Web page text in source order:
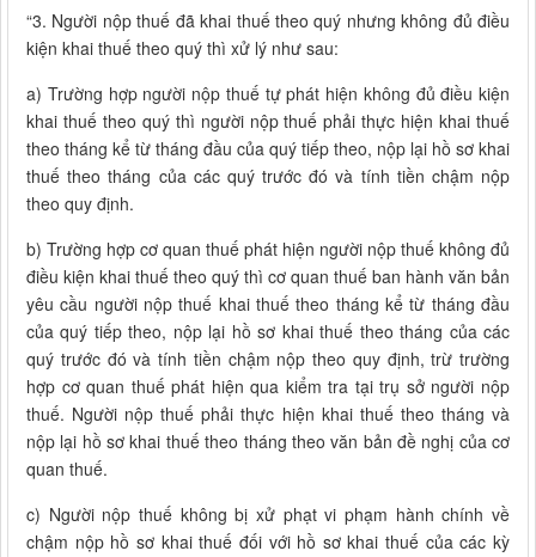
“3. Người nộp thuế đã khai thuế theo quý nhưng không đủ điều
kiện khai thuế theo quý thì xử lý như sau:
a) Trường hợp người nộp thuế tự phát hiện không đủ điều kiện
khai thuế theo quý thì người nộp thuế phải thực hiện khai thuế
theo tháng kể từ tháng đầu của quý tiếp theo, nộp lại hồ sơ khai
thuế theo tháng của các quý trước đó và tính tiền chậm nộp
theo quy định.
b) Trường hợp cơ quan thuế phát hiện người nộp thuế không đủ
điều kiện khai thuế theo quý thì cơ quan thuế ban hành văn bản
yêu cầu người nộp thuế khai thuế theo tháng kể từ tháng đầu
của quý tiếp theo, nộp lại hồ sơ khai thuế theo tháng của các
quý trước đó và tính tiền chậm nộp theo quy định, trừ trường
hợp cơ quan thuế phát hiện qua kiểm tra tại trụ sở người nộp
thuế. Người nộp thuế phải thực hiện khai thuế theo tháng và
nộp lại hồ sơ khai thuế theo tháng theo văn bản đề nghị của cơ
quan thuế.
c) Người nộp thuế không bị xử phạt vi phạm hành chính về
chậm nộp hồ sơ khai thuế đối với hồ sơ khai thuế của các kỳ